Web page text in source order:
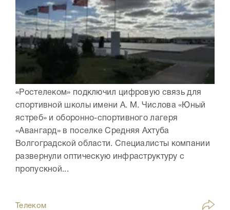
«Ростелеком» подключил цифровую связь для
спортивной школы имени А. М. Числова «Юный
ястреб» и оборонно-спортивного лагеря
«Авангард» в поселке Средняя Ахтуба
Волгоградской области. Специалисты компании
развернули оптическую инфраструктуру с
пропускной...
Телеком